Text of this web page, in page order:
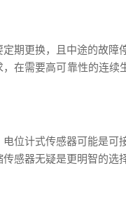
期更换，且中途的故障
在需要高可靠性的连续
位计式传感器可能是可
感器无疑是更明智的选